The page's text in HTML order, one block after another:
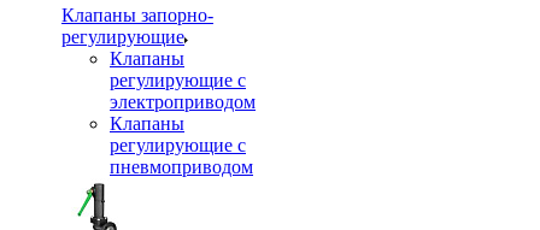
Клапаны запорно-
регулирующие
Клапаны
регулирующие с
электроприводом
Клапаны
регулирующие с
пневмоприводом